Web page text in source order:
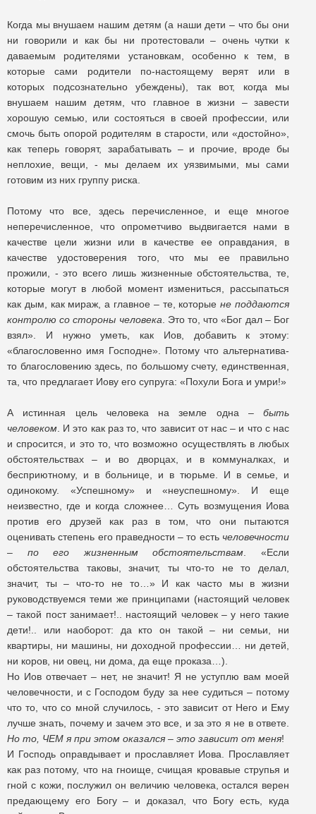
Когда мы внушаем нашим детям (а наши дети – что бы они
ни говорили и как бы ни протестовали – очень чутки к
даваемым родителями установкам, особенно к тем, в
которые сами родители по-настоящему верят или в
которых подсознательно убеждены), так вот, когда мы
внушаем нашим детям, что главное в жизни – завести
хорошую семью, или состояться в своей профессии, или
смочь быть опорой родителям в старости, или «достойно»,
как теперь говорят, зарабатывать – и прочие, вроде бы
неплохие, вещи, - мы делаем их уязвимыми, мы сами
готовим из них группу риска.
Потому что все, здесь перечисленное, и еще многое
неперечисленное, что опрометчиво выдвигается нами в
качестве цели жизни или в качестве ее оправдания, в
качестве удостоверения того, что мы ее правильно
прожили, - это всего лишь жизненные обстоятельства, те,
которые могут в любой момент измениться, рассыпаться
как дым, как мираж, а главное – те, которыене поддаются
контролю со стороны человека . Это то, что «Бог дал – Бог
взял». И нужно уметь, как Иов, добавить к этому:
«благословенно имя Господне». Потому что альтернатива-
то благословению здесь, по большому счету, единственная,
та, что предлагает Иову его супруга: «Похули Бога и умри!»
А истинная цель человека на земле одна – быть
человеком . И это как раз то, что зависит от нас – и что с нас
и спросится, и это то, что возможно осуществлять в любых
обстоятельствах – и во дворцах, и в коммуналках, и
бесприютному, и в больнице, и в тюрьме. И в семье, и
одинокому. «Успешному» и «неуспешному». И еще
неизвестно, где и когда сложнее… Суть возмущения Иова
против его друзей как раз в том, что они пытаются
оценивать степень его праведности – то есть человечности
– по его жизненным обстоятельствам . «Если
обстоятельства таковы, значит, ты что-то не то делал,
значит, ты – что-то не то…» И как часто мы в жизни
руководствуемся теми же принципами (настоящий человек
– такой пост занимает!.. настоящий человек – у него такие
дети!.. или наоборот: да кто он такой – ни семьи, ни
квартиры, ни машины, ни доходной профессии… ни детей,
ни коров, ни овец, ни дома, да еще проказа…).
Но Иов отвечает – нет, не значит! Я не уступлю вам моей
человечности, и с Господом буду за нее судиться – потому
что то, что со мной случилось, - это зависит от Него и Ему
лучше знать, почему и зачем это все, и за это я не в ответе.
Но то, ЧЕМ я при этом оказался – это зависит от меня!
И Господь оправдывает и прославляет Иова. Прославляет
как раз потому, что на гноище, счищая кровавые струпья и
гной с кожи, послужил он величию человека, остался верен
предающему его Богу – и доказал, что Богу есть, куда